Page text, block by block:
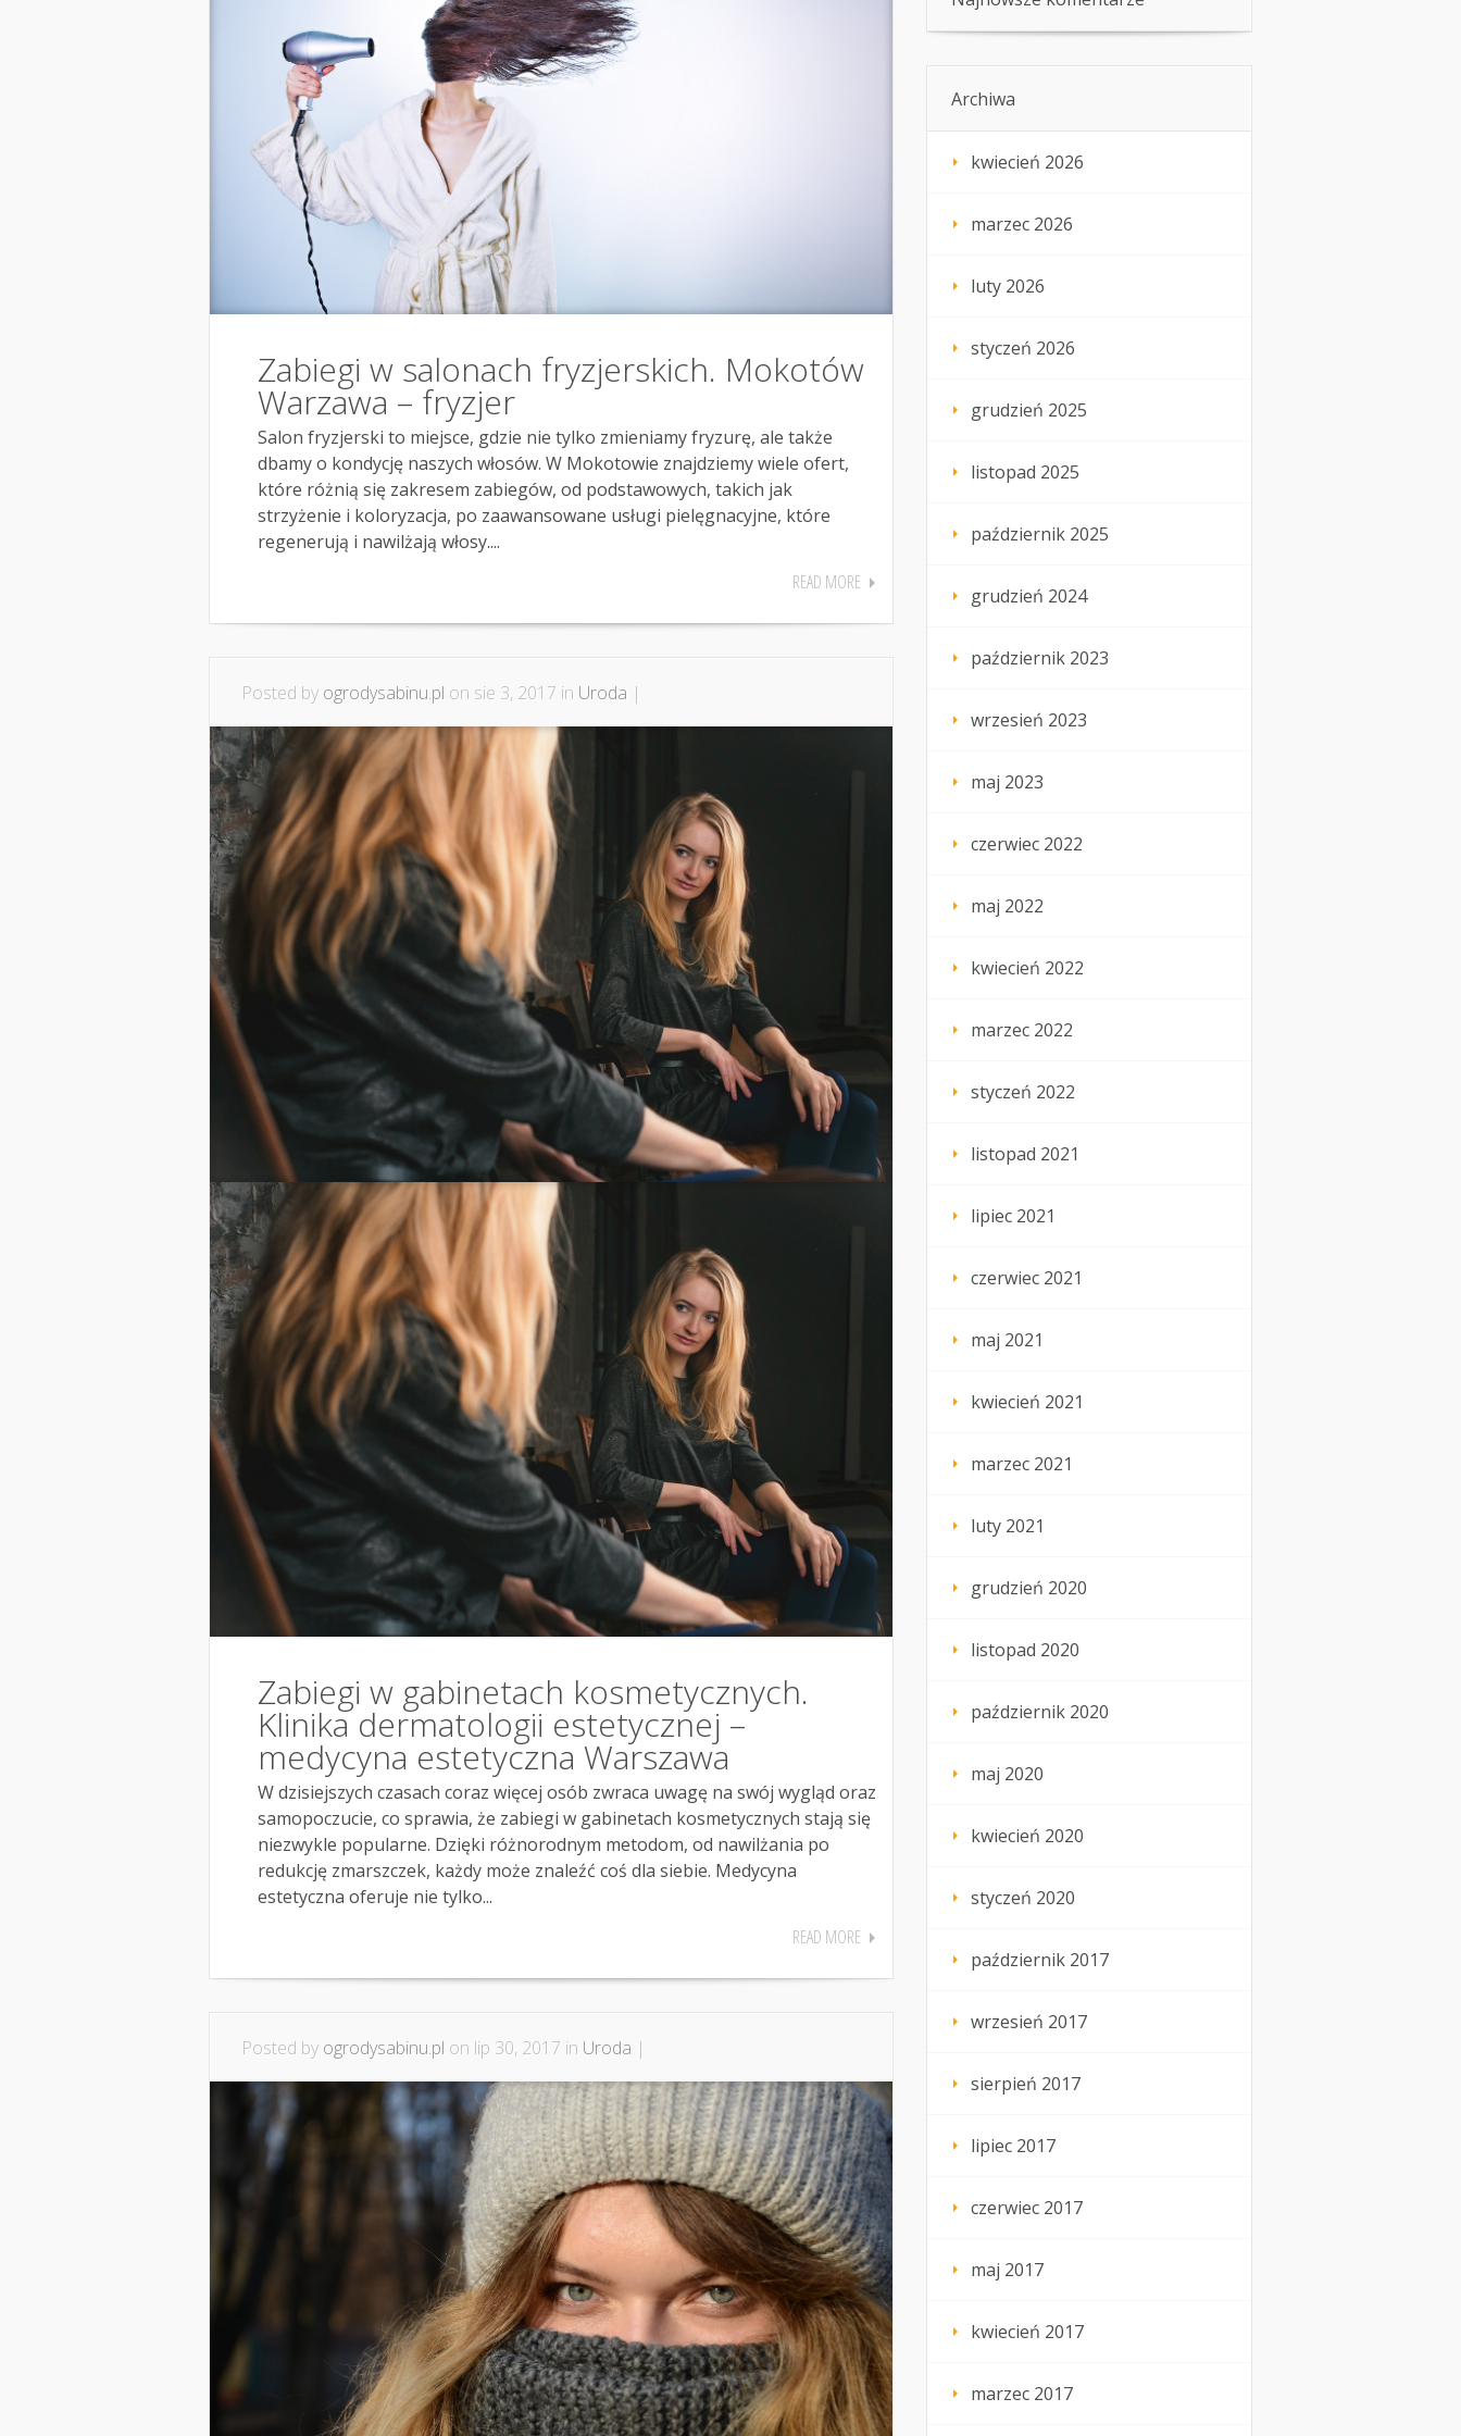
Zabiegi w salonach fryzjerskich. Mokotów
Warzawa – fryzjer
Salon fryzjerski to miejsce, gdzie nie tylko zmieniamy fryzurę, ale także
dbamy o kondycję naszych włosów. W Mokotowie znajdziemy wiele ofert,
które różnią się zakresem zabiegów, od podstawowych, takich jak
strzyżenie i koloryzacja, po zaawansowane usługi pielęgnacyjne, które
regenerują i nawilżają włosy....
READ MORE
Posted by ogrodysabinu.pl on sie 3, 2017 in Uroda |
Zabiegi w gabinetach kosmetycznych.
Klinika dermatologii estetycznej –
medycyna estetyczna Warszawa
W dzisiejszych czasach coraz więcej osób zwraca uwagę na swój wygląd oraz
samopoczucie, co sprawia, że zabiegi w gabinetach kosmetycznych stają się
niezwykle popularne. Dzięki różnorodnym metodom, od nawilżania po
redukcję zmarszczek, każdy może znaleźć coś dla siebie. Medycyna
estetyczna oferuje nie tylko...
READ MORE
Posted by ogrodysabinu.pl on lip 30, 2017 in Uroda |
Archiwa
kwiecień 2026
marzec 2026
luty 2026
styczeń 2026
grudzień 2025
listopad 2025
październik 2025
grudzień 2024
październik 2023
wrzesień 2023
maj 2023
czerwiec 2022
maj 2022
kwiecień 2022
marzec 2022
styczeń 2022
listopad 2021
lipiec 2021
czerwiec 2021
maj 2021
kwiecień 2021
marzec 2021
luty 2021
grudzień 2020
listopad 2020
październik 2020
maj 2020
kwiecień 2020
styczeń 2020
październik 2017
wrzesień 2017
sierpień 2017
lipiec 2017
czerwiec 2017
maj 2017
kwiecień 2017
marzec 2017